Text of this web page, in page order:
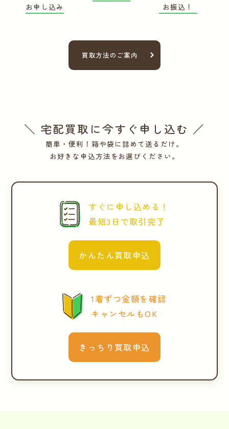
お申し込み
お振込！
買取方法のご案内
＼ 宅配買取に今すぐ申し込む ／
簡単・便利！箱や袋に詰めて送るだけ。
お好きな申込方法をお選びください。
すぐに申し込める！
最短3日で取引完了
かんたん買取申込
1着ずつ金額を確認
キャンセルもOK
きっちり買取申込